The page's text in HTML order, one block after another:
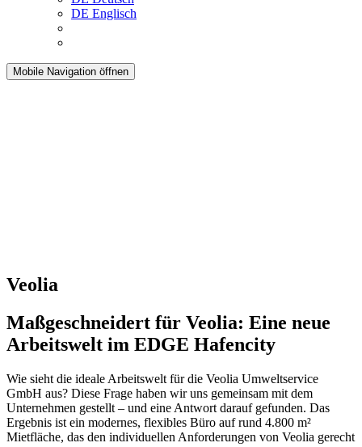
DE Englisch
Mobile Navigation öffnen
Veolia
Maßgeschneidert für Veolia: Eine neue
Arbeitswelt im EDGE Hafencity
Wie sieht die ideale Arbeitswelt für die Veolia Umweltservice
GmbH aus? Diese Frage haben wir uns gemeinsam mit dem
Unternehmen gestellt – und eine Antwort darauf gefunden. Das
Ergebnis ist ein modernes, flexibles Büro auf rund 4.800 m²
Mietfläche, das den individuellen Anforderungen von Veolia gerecht